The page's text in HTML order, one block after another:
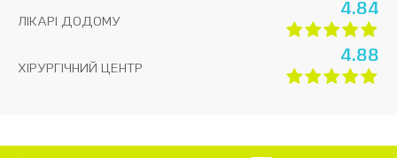
ЛІКАРІ ДОДОМУ
4.84
ХІРУРГІЧНИЙ ЦЕНТР
4.88